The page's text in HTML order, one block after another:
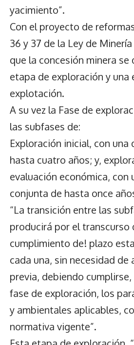
yacimiento”.
Con el proyecto de
36 y 37 de la Ley de
que la concesión minera se
etapa de exploración y una
explotación.
A su vez la Fase de
las subfases de:
Exploración inicial, con una
hasta cuatro años; y,
evaluación económica, con
conjunta de hasta once
“La transición entre las
producirá por el transcurso
cumplimiento de! plazo
cada una, sin necesidad de
previa, debiendo
fase de exploración, los
y ambientales aplicables,
normativa vigente”.